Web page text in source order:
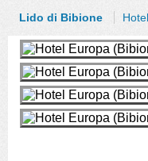
Lido di Bibione Hotel